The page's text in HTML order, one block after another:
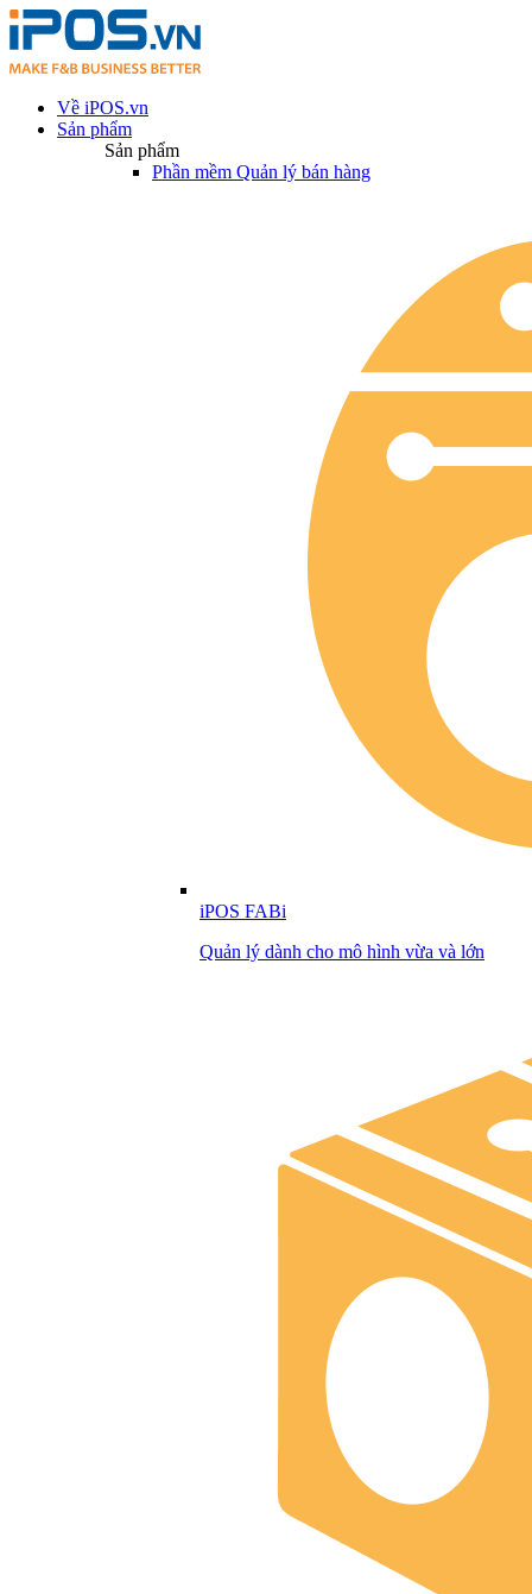
Về iPOS.vn
Sản phẩm
Sản phẩm
Phần mềm Quản lý bán hàng
iPOS FABi
Quản lý dành cho mô hình vừa và lớn